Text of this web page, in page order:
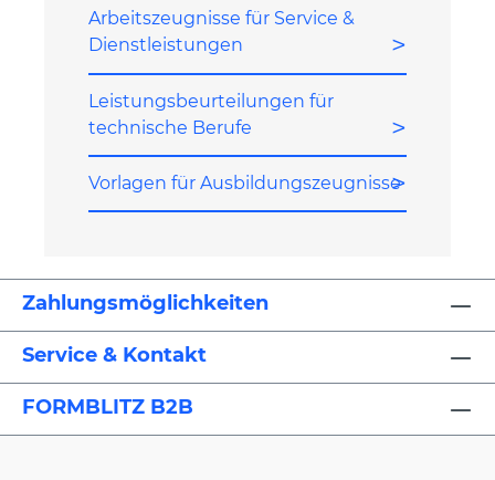
Arbeitszeugnisse für Service &
Dienstleistungen
Leistungsbeurteilungen für
technische Berufe
Vorlagen für Ausbildungszeugnisse
Zahlungsmöglichkeiten
Service & Kontakt
FORMBLITZ B2B